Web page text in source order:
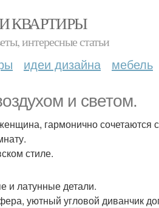
КВАРТИРЫ
интересные статьи
идеи дизайна мебель
и светом.
гармонично сочетаются
стиле.
и латунные детали.
уютный угловой диванчик